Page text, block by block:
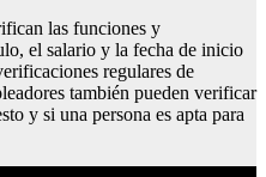
las funciones y
el salario y la fecha de inicio
regulares de
también pueden verificar
y si una persona es apta para